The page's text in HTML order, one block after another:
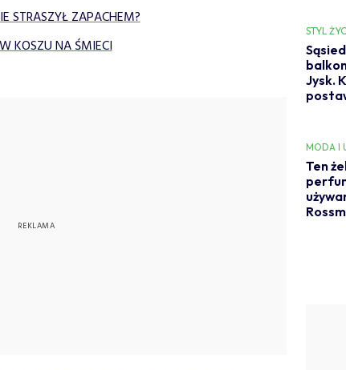
STRASZYŁ ZAPACHEM?
KOSZU NA ŚMIECI
STYL
Jysk.
MODA I
Ten